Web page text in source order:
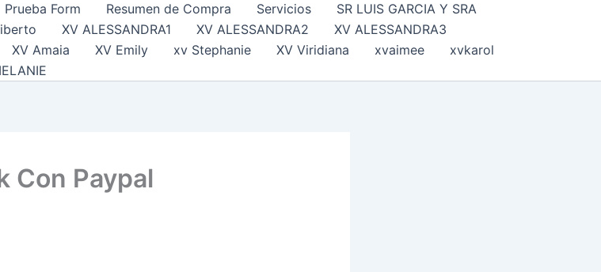
Prueba Form Resumen de Compra Servicios
SR LUIS GARCIA Y SRA
XV ALESSANDRA1 XV ALESSANDRA2
XV ALESSANDRA3
XV Amaia XV Emily xv Stephanie XV Viridiana xvaimee
xvkarol
Con Paypal